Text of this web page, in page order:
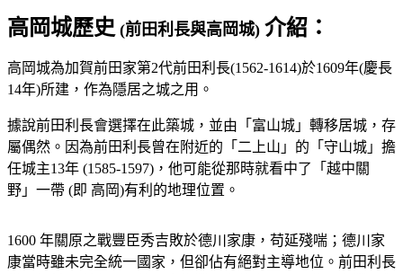
高岡城歷史 (前田利長與高岡城) 介紹：
高岡城為加賀前田家第2代前田利長(1562-1614)於1609年(慶長
14年)所建，作為隱居之城之用。
據說前田利長會選擇在此築城，並由「富山城」轉移居城，存
屬偶然。因為前田利長曾在附近的「二上山」的「守山城」擔
任城主13年 (1585-1597)，他可能從那時就看中了「越中關
野」一帶 (即 高岡)有利的地理位置。
1600 年關原之戰豐臣秀吉敗於德川家康，苟延殘喘；德川家
康當時雖未完全統一國家，但卻佔有絕對主導地位。前田利長